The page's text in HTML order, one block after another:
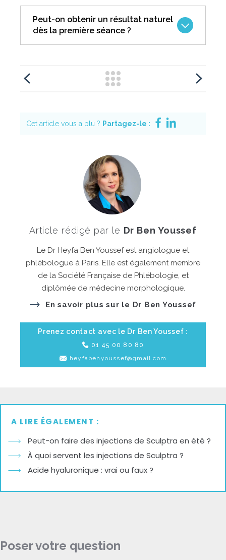
l’utilisation d’anesthésiques locaux et de
techniques d’injection modernes.
Peut-on obtenir un résultat naturel
dès la première séance ?
éventuellement une retouche pour
optimiser le résultat.
Cet article vous a plu ? Partagez-le :
Article rédigé par le Dr Ben Youssef
Le Dr Heyfa Ben Youssef est angiologue et
phlébologue à Paris. Elle est également membre
de la Société Française de Phlébologie, et
diplômée de médecine morphologique.
En savoir plus sur le Dr Ben Youssef
Prenez contact avec le Dr Ben Youssef :
01 45 00 80 80
heyfabenyoussef@gmail.com
A LIRE ÉGALEMENT :
Peut-on faire des injections de Sculptra en été ?
À quoi servent les injections de Sculptra ?
Acide hyaluronique : vrai ou faux ?
Poser votre question